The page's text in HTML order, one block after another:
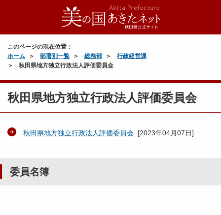
このページの現在位置：
ホーム
部署別一覧 総務部
行政経営課
秋田県地方独立行政法人評価委員会
秋田県地方独立行政法人評価委員会
秋田県地方独立行政法人評価委員会 [2023年04月07日]
委員名簿